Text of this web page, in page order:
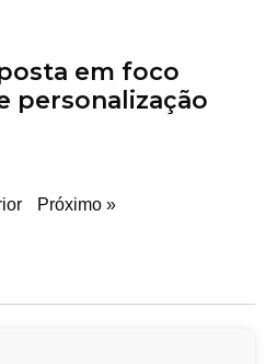
em foco
personalização
Próximo »